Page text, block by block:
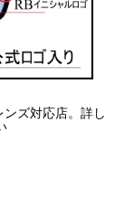
ズ対応店。詳し